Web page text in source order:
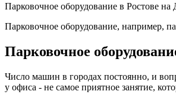
Парковочное оборудование в Ростове на
Парковочное оборудование, например,
Парковочное
Число машин в городах постоянно, и
у офиса - не самое приятное занятие,